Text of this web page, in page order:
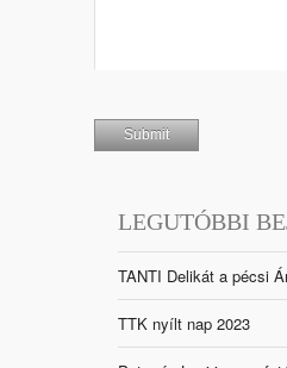
LEGUTÓBBI
TANTI Delikát a pécsi
TTK nyílt nap 2023